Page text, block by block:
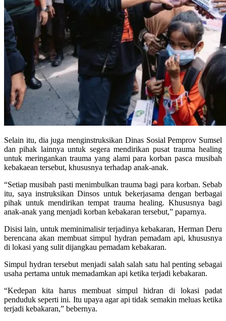
Selain itu, dia juga menginstruksikan Dinas Sosial Pemprov Sumsel
dan pihak lainnya untuk segera mendirikan pusat trauma healing
untuk meringankan trauma yang alami para korban pasca musibah
kebakaean tersebut, khususnya terhadap anak-anak.
“Setiap musibah pasti menimbulkan trauma bagi para korban. Sebab
itu, saya instruksikan Dinsos untuk bekerjasama dengan berbagai
pihak untuk mendirikan tempat trauma healing. Khususnya bagi
anak-anak yang menjadi korban kebakaran tersebut,” paparnya.
Disisi lain, untuk meminimalisir terjadinya kebakaran, Herman Deru
berencana akan membuat simpul hydran pemadam api, khususnya
di lokasi yang sulit dijangkau pemadam kebakaran.
Simpul hydran tersebut menjadi salah salah satu hal penting sebagai
usaha pertama untuk memadamkan api ketika terjadi kebakaran.
“Kedepan kita harus membuat simpul hidran di lokasi padat
penduduk seperti ini. Itu upaya agar api tidak semakin meluas ketika
terjadi kebakaran,” bebernya.